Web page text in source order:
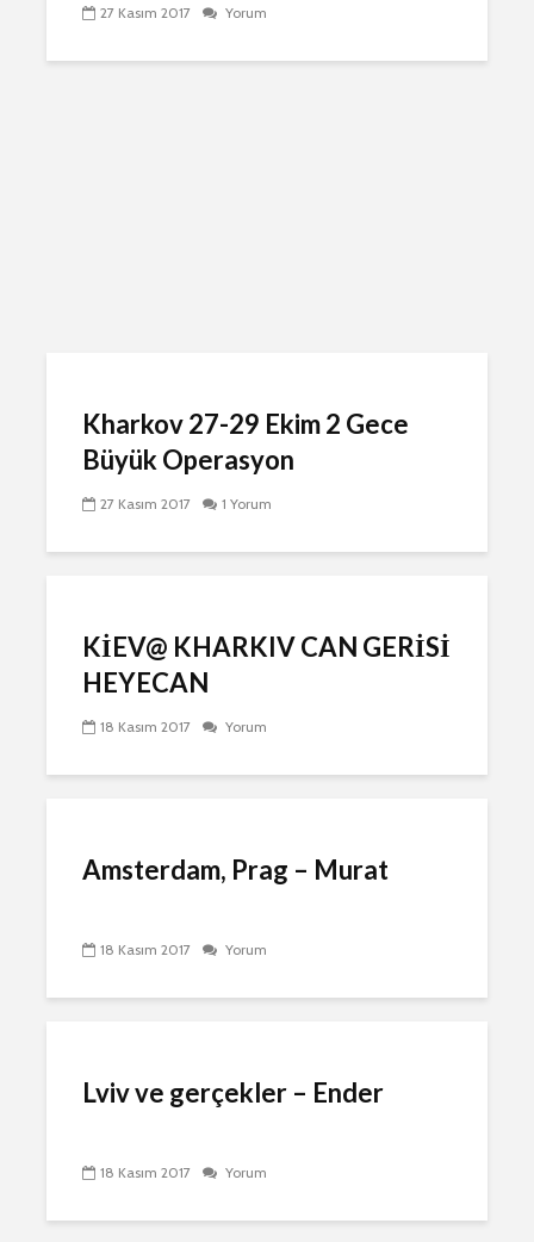
27 Kasım 2017 Yorum
Kharkov 27-29 Ekim 2 Gece
Büyük Operasyon
27 Kasım 2017 1 Yorum
KİEV@ KHARKIV CAN GERİSİ
HEYECAN
18 Kasım 2017 Yorum
Amsterdam, Prag – Murat
18 Kasım 2017 Yorum
Lviv ve gerçekler – Ender
18 Kasım 2017 Yorum